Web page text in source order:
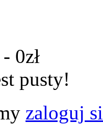
0zł
pusty!
zaloguj